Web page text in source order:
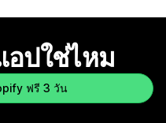
อปใช่ไหม
ฟรี 3 วัน